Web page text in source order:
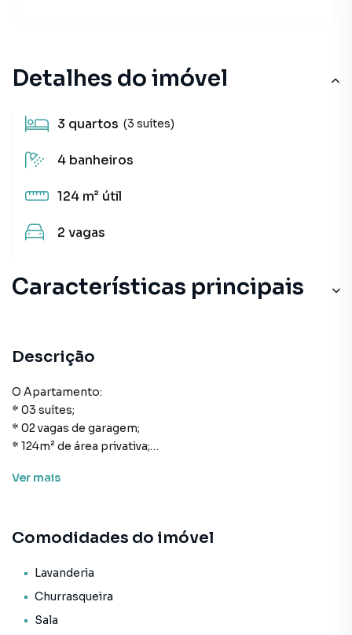
Detalhes do imóvel
3 quartos (3 suítes)
4 banheiros
124 m² útil
2 vagas
Características principais
Descrição
O Apartamento:
* 03 suítes;
* 02 vagas de garagem;
* 124m² de área privativa;
* Área de serviço;
* Sacada com churrasqueira;
* Espera para split;
* Gás Individual;
* Infraestrutura para água quente;
Ver mais
Comodidades do imóvel
Lavanderia
Churrasqueira
Sala